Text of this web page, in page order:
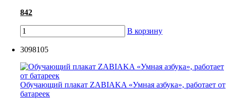
842
В корзину
3098105
Обучающий плакат ZABIAKA «Умная азбука», работает от
батареек